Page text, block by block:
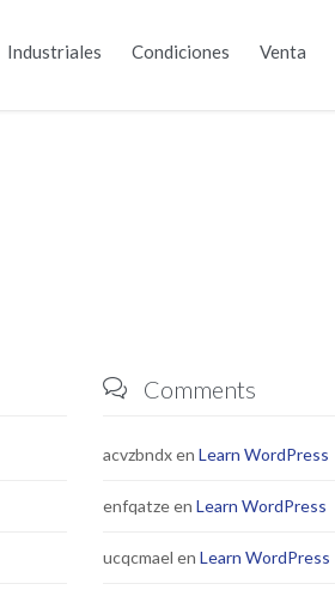
Industriales Condiciones Venta
 Comments
acvzbndxen Learn WordPress
enfqatzeen Learn WordPress
ucqcmael en Learn WordPress